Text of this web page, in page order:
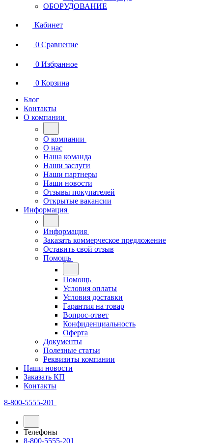
ОБОРУДОВАНИЕ
Кабинет
0 Сравнение
0 Избранное
0 Корзина
Блог
Контакты
О компании
О компании
О нас
Наша команда
Наши заслуги
Наши партнеры
Наши новости
Отзывы покупателей
Открытые вакансии
Информация
Информация
Заказать коммерческое предложение
Оставить свой отзыв
Помощь
Помощь
Условия оплаты
Условия доставки
Гарантия на товар
Вопрос-ответ
Конфиденциальность
Оферта
Документы
Полезные статьи
Реквизиты компании
Наши новости
Заказать КП
Контакты
8-800-5555-201
Телефоны
8-800-5555-201